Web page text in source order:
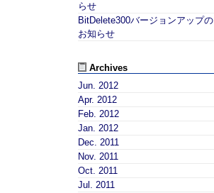
らせ
BitDelete300バージョンアップの
お知らせ
Archives
Jun. 2012
Apr. 2012
Feb. 2012
Jan. 2012
Dec. 2011
Nov. 2011
Oct. 2011
Jul. 2011